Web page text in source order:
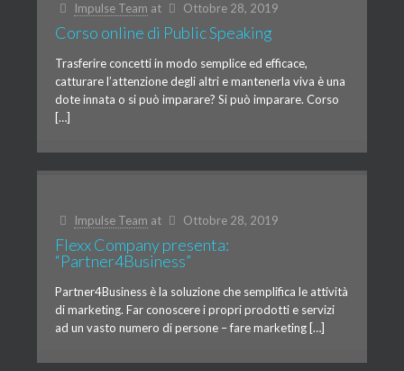
Impulse Team at Ottobre 28, 2019
Corso online di Public Speaking
Trasferire concetti in modo semplice ed efficace,
catturare l’attenzione degli altri e mantenerla viva è una
dote innata o si può imparare? Si può imparare. Corso
[…]
Impulse Team at Ottobre 28, 2019
Flexx Company presenta:
“Partner4Business”
Partner4Business è la soluzione che semplifica le attività
di marketing. Far conoscere i propri prodotti e servizi
ad un vasto numero di persone – fare marketing […]